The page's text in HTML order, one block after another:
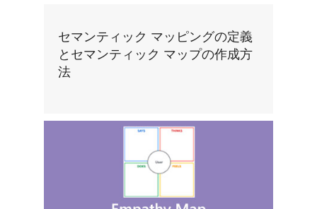
セマンティック マッピングの定義
とセマンティック マップの作成方
法